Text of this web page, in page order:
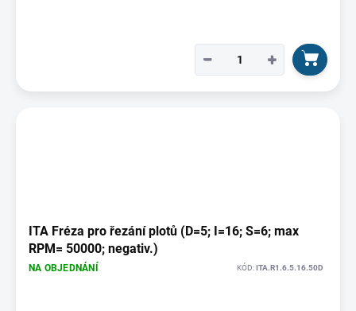
+
−
ITA Fréza pro řezání plotů (D=5; I=16; S=6; max
RPM= 50000; negativ.)
NA OBJEDNÁNÍ KÓD:ITA.R1.6.5.16.50D